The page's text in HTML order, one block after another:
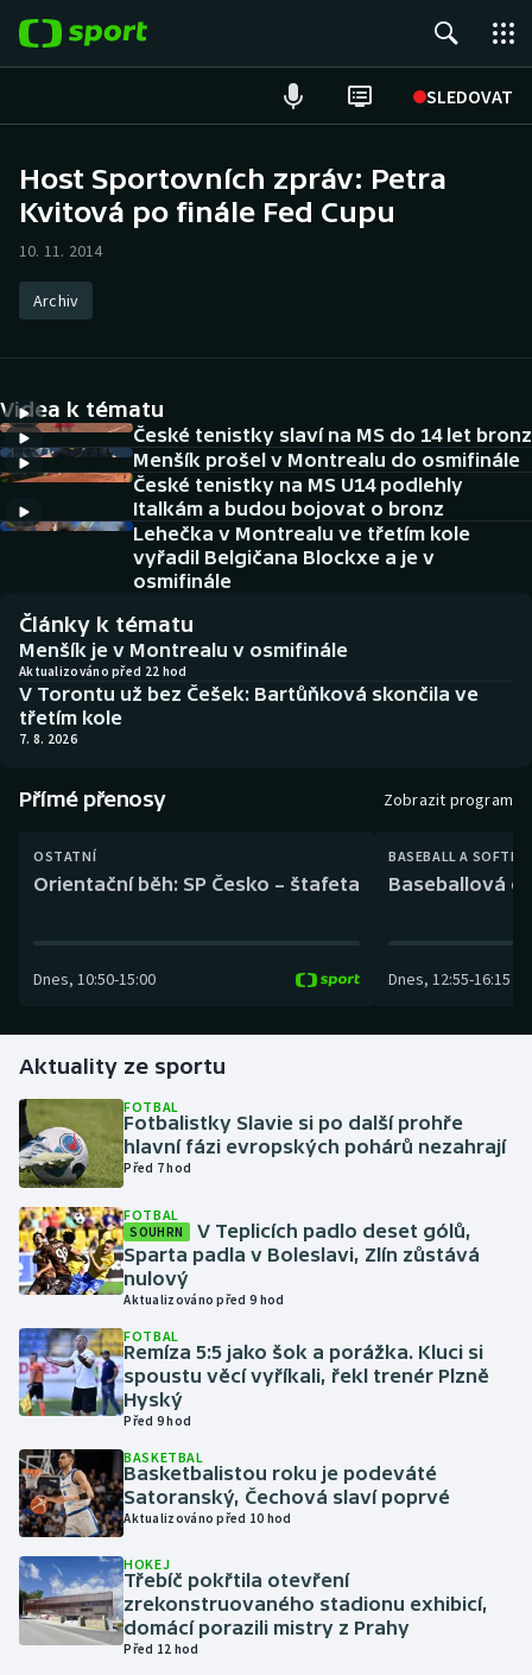
SLEDOVAT
Hokej
Atletika
DALŠÍ SPORTY
Americký fotbal
Baseball a softbal
Biatlon
Boby a skeleton
Dostihy
Golf
Gymnastika
Házená
Jezdectví
Judo
Krasobruslení
Lezení
Lyže a snowboard
Moderní pětiboj
Motorsport
Olympijské hry
NEPŘEHLÉDNĚTE
Aplikace ČT sport
AZ kvíz
Host Sportovních zpráv: Petra
Kvitová po finále Fed Cupu
10. 11. 2014
Archiv
Videa k tématu
České tenistky slaví na MS do 14 let bronz
Menšík prošel v Montrealu do osmifinále
České tenistky na MS U14 podlehly
Italkám a budou bojovat o bronz
Lehečka v Montrealu ve třetím kole
vyřadil Belgičana Blockxe a je v
osmifinále
Články k tématu
Menšík je v Montrealu v osmifinále
Aktualizováno před 22 hod
V Torontu už bez Češek: Bartůňková skončila ve
třetím kole
7. 8. 2026
Přímé přenosy Zobrazit program
OSTATNÍ
Orientační běh: SP Česko – štafeta
Dnes, 10:50-15:00
BASEBALL A
Baseballová
Dnes, 12:55-16:15
Aktuality ze sportu
FOTBAL
Fotbalistky Slavie si po další prohře
hlavní fázi evropských pohárů nezahrají
Před 7 hod
FOTBAL
SOUHRN
V Teplicích padlo deset gólů,
Sparta padla v Boleslavi, Zlín zůstává
nulový
Aktualizováno před 9 hod
FOTBAL
Remíza 5:5 jako šok a porážka. Kluci si
spoustu věcí vyříkali, řekl trenér Plzně
Hyský
Před 9 hod
BASKETBAL
Basketbalistou roku je podeváté
Satoranský, Čechová slaví poprvé
Aktualizováno před 10 hod
HOKEJ
Třebíč pokřtila otevření
zrekonstruovaného stadionu exhibicí,
domácí porazili mistry z Prahy
Před 12 hod